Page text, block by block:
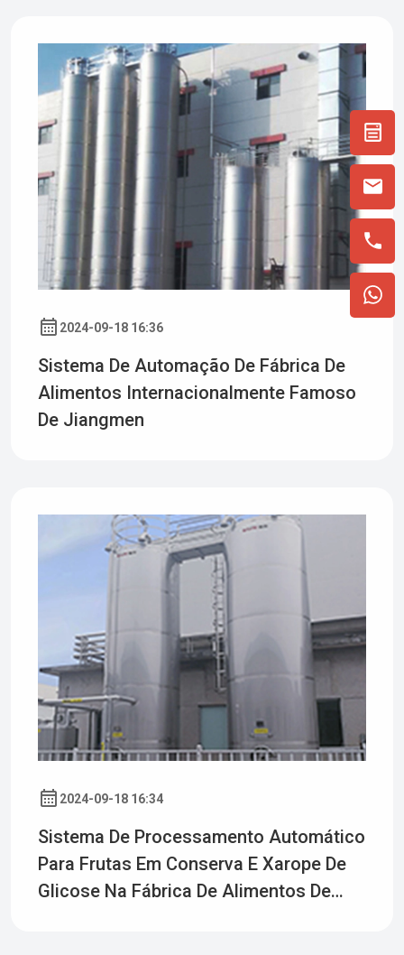
2024-09-18 16:36
Sistema De Automação De Fábrica De
Alimentos Internacionalmente Famoso
De Jiangmen
2024-09-18 16:34
Sistema De Processamento Automático
Para Frutas Em Conserva E Xarope De
Glicose Na Fábrica De Alimentos De